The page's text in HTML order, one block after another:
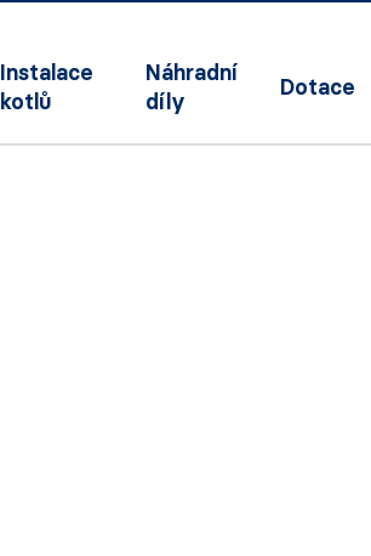
Instalace
kotlů
Náhradní
díly
Dotace